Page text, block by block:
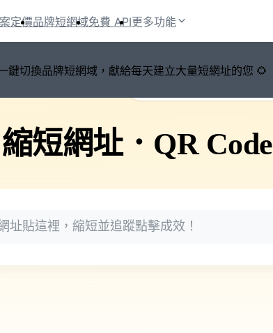
鍵切換品牌短網域，獻給每天建立大量短網址的您 🌻
定價品牌短網域免費 API更多功能
🚀 PicSee 短網址永久有效
縮短網址． QR Code